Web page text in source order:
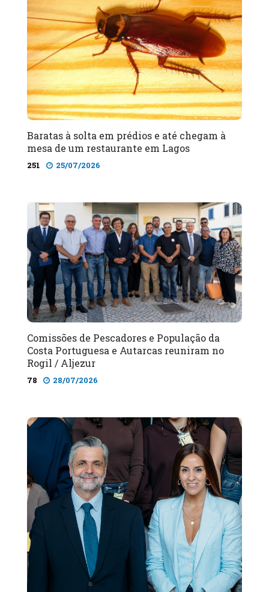
Baratas à solta em prédios e até chegam à
mesa de um restaurante em Lagos
251 25/07/2026
Comissões de Pescadores e População da
Costa Portuguesa e Autarcas reuniram no
Rogil / Aljezur
78 28/07/2026